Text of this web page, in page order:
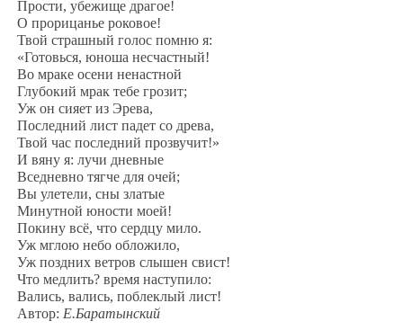
Прости, убежище драгое!
О прорицанье роковое!
Твой страшный голос помню я:
«Готовься, юноша несчастный!
Во мраке осени ненастной
Глубокий мрак тебе грозит;
Уж он сияет из Эрева,
Последний лист падет со древа,
Твой час последний прозвучит!»
И вяну я: лучи дневные
Вседневно тягче для очей;
Вы улетели, сны златые
Минутной юности моей!
Покину всё, что сердцу мило.
Уж мглою небо обложило,
Уж поздних ветров слышен свист!
Что медлить? время наступило:
Вались, вались, поблеклый лист!
Автор: Е.Баратынский